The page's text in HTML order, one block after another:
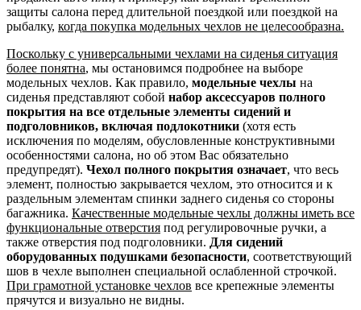
защиты салона перед длительной поездкой или поездкой на
рыбалку, когда покупка модельных чехлов не целесообразна.
Поскольку с универсальными чехлами на сиденья ситуация
более понятна, мы остановимся подробнее на выборе
модельных чехлов. Как правило, модельные чехлы на
сиденья представляют собой набор аксессуаров полного
покрытия на все отдельные элементы сидений и
подголовников, включая подлокотники (хотя есть
исключения по моделям, обусловленные конструктивными
особенностями салона, но об этом Вас обязательно
предупредят). Чехол полного покрытия означает, что весь
элемент, полностью закрывается чехлом, это относится и к
раздельным элементам спинки заднего сиденья со стороны
багажника. Качественные модельные чехлы должны иметь все
функциональные отверстия под регулировочные ручки, а
также отверстия под подголовники. Для сидений
оборудованных подушками безопасности, соответствующий
шов в чехле выполнен специальной ослабленной строчкой.
При грамотной установке чехлов все крепежные элементы
прячутся и визуально не видны.